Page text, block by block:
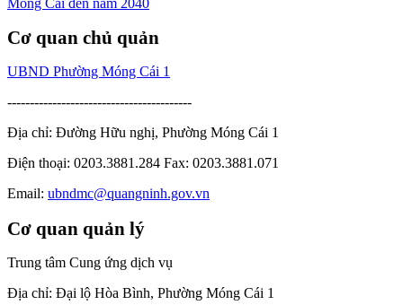
Cơ quan chủ quản
UBND Phường Móng Cái 1
-----------------------------------------
Địa chỉ: Đường Hữu nghị, Phường Móng Cái 1
Điện thoại: 0203.3881.284 Fax: 0203.3881.071
Email: ubndmc@quangninh.gov.vn
Cơ quan quản lý
Trung tâm Cung ứng dịch vụ
Địa chỉ: Đại lộ Hòa Bình, Phường Móng Cái 1